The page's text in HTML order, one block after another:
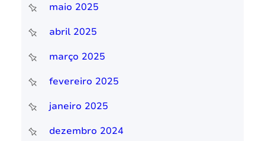
maio 2025
abril 2025
março 2025
fevereiro 2025
janeiro 2025
dezembro 2024